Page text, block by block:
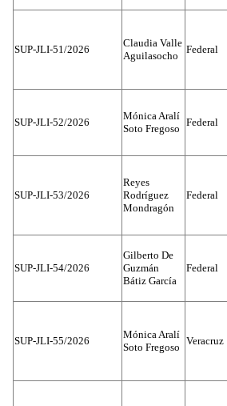
SUP-JLI-51/2026
Claudia Valle
Aguilasocho
Federal
SUP-JLI-52/2026
Mónica Aralí
Soto Fregoso
Federal
SUP-JLI-53/2026
Reyes
Rodríguez
Mondragón
Federal
SUP-JLI-54/2026
Gilberto De
Guzmán
Bátiz García
Federal
SUP-JLI-55/2026
Mónica Aralí
Soto Fregoso
Veracruz